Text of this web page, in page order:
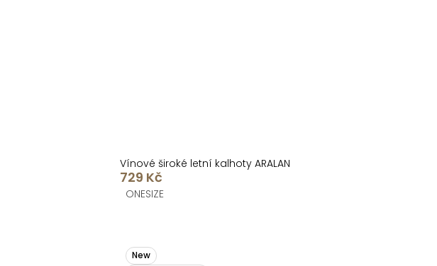
Vínové široké letní kalhoty ARALAN
729 Kč
ONESIZE
New